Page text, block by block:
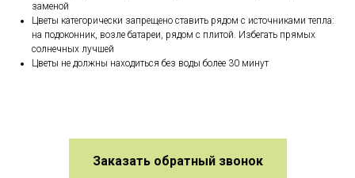
заменой
Цветы категорически запрещено ставить рядом с источниками тепла:
на подоконник, возле батареи, рядом с плитой. Избегать прямых
солнечных лучшей
Цветы не должны находиться без воды более 30 минут
Заказать обратный звонок